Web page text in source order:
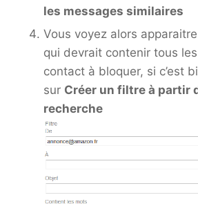
les messages similaires
Vous voyez alors
qui devrait contenir tous
contact à bloquer, si c’est
sur Créer un filtre à partir
recherche